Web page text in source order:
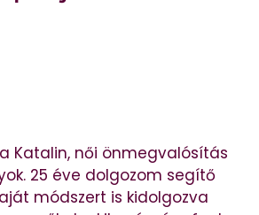
Katalin, női önmegvalósítás
25 éve dolgozom segítő
módszert is kidolgozva